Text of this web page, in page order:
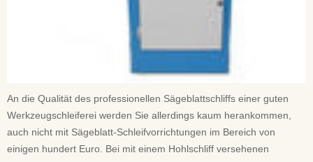
An die Qualität des professionellen Sägeblattschliffs einer guten
Werkzeugschleiferei werden Sie allerdings kaum herankommen,
auch nicht mit Sägeblatt-Schleifvorrichtungen im Bereich von
einigen hundert Euro. Bei mit einem Hohlschliff versehenen